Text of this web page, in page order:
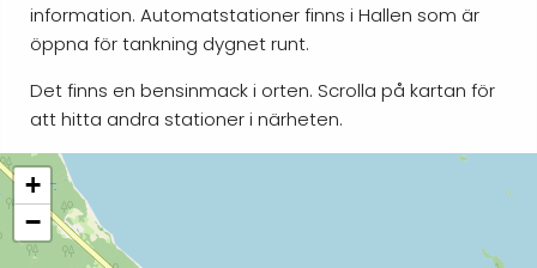
information. Automatstationer finns i Hallen som är
öppna för tankning dygnet runt.
Det finns en bensinmack i orten. Scrolla på kartan för
att hitta andra stationer i närheten.
+
−